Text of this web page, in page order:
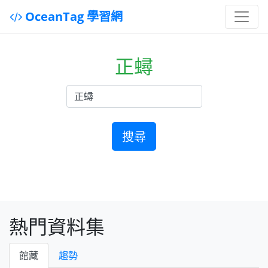
OceanTag 學習網
正蟳
搜尋
熱門資料集
館藏 趨勢